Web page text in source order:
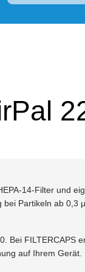
14-Filter und
Partikeln ab 0,3
Bei FILTERCAPS
auf Ihrem Gerät.